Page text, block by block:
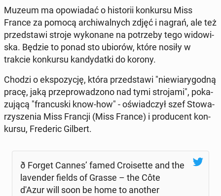
Muzeum ma opo­wia­dać o hi­sto­rii kon­kur­su Miss
France za pomocą ar­chi­wal­nych zdjęć i nagrań, ale też
przed­sta­wi stroje wy­ko­na­ne na po­trze­by tego wi­do­wi­
ska. Będzie to ponad sto ubiorów, które nosiły w
trakcie kon­kur­su kan­dy­dat­ki do korony.
Chodzi o eks­po­zy­cję, która przed­sta­wi "nie­wia­ry­god­ną
pracę, jaką prze­pro­wa­dzo­no nad tymi stro­ja­mi", po­ka­
zu­ją­cą "fran­cu­ski know-how" - oświad­czył szef Sto­wa­
rzy­sze­nia Miss Francji (Miss France) i pro­du­cent kon­
kur­su, Fre­de­ric Gilbert.
ð Forget Cannes’ famed Cro­iset­te and the
la­ven­der fields of Grasse – the Côte
d'Azur will soon be home to another